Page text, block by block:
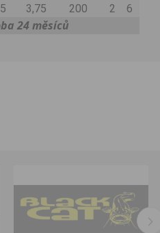
3,75 200 2 6
24 měsíců